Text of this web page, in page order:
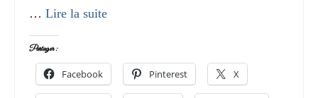
… Lire la suite­­
Partager :
Facebook Pinterest X